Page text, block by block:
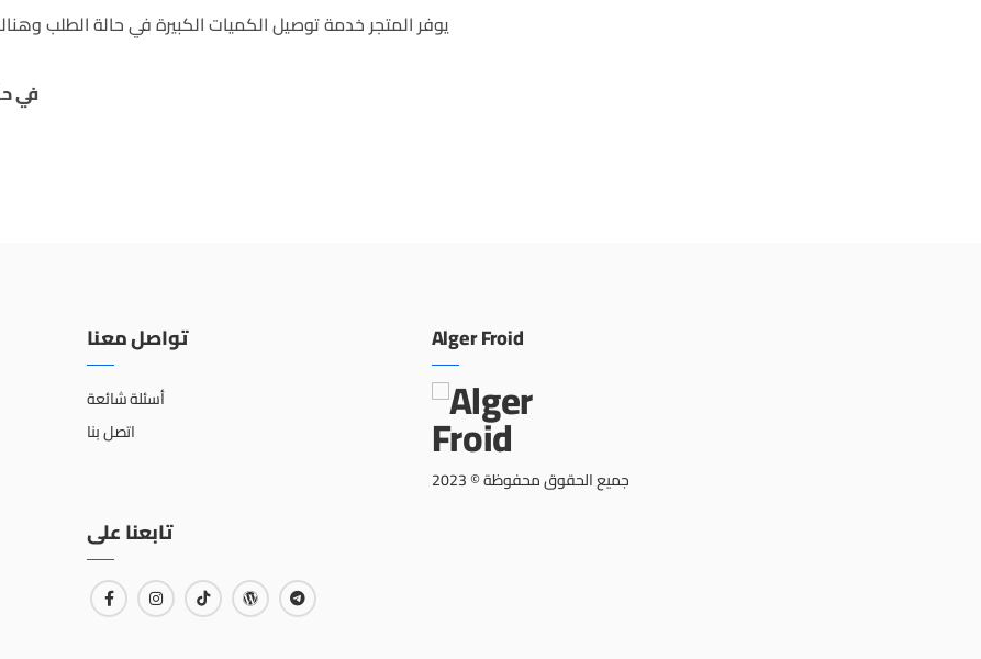
يوفر المتجر خدمة توصيل الكميات الكبيرة في حالة الطلب
في
تواصل معنا
أسئلة شائعة
اتصل بنا
تابعنا على
Alger Froid
جميع الحقوق محفوظة © 2023